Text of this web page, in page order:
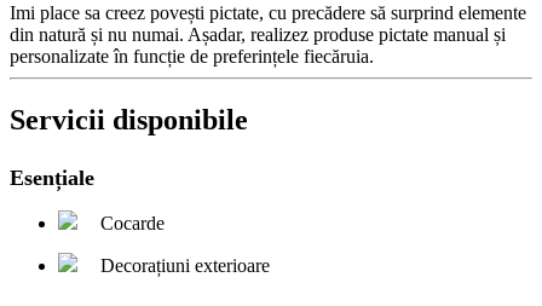
Imi place sa creez povești pictate, cu precădere să surprind elemente
din natură și nu numai. Așadar, realizez produse pictate manual și
personalizate în funcție de preferințele fiecăruia.
Servicii disponibile
Esențiale
Cocarde
Decorațiuni exterioare